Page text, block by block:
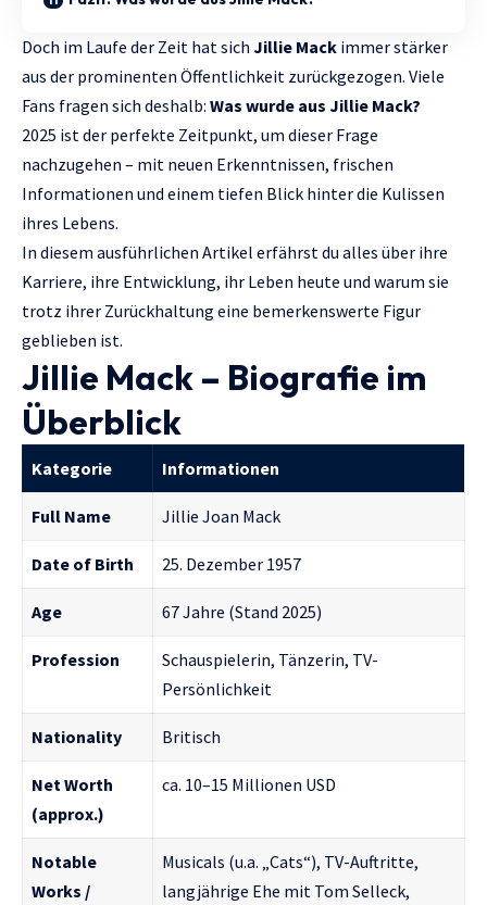
Doch im Laufe der Zeit hat sich Jillie Mack immer stärker
aus der prominenten Öffentlichkeit zurückgezogen. Viele
Fans fragen sich deshalb: Was wurde aus Jillie Mack?
2025 ist der perfekte Zeitpunkt, um dieser Frage
nachzugehen – mit neuen Erkenntnissen, frischen
Informationen und einem tiefen Blick hinter die Kulissen
ihres Lebens.
In diesem ausführlichen Artikel erfährst du alles über ihre
Karriere, ihre Entwicklung, ihr Leben heute und warum sie
trotz ihrer Zurückhaltung eine bemerkenswerte Figur
geblieben ist.
Jillie Mack – Biografie im
Überblick
Kategorie Informationen
Full Name Jillie Joan Mack
Date of Birth 25. Dezember 1957
Age 67 Jahre (Stand 2025)
Profession
Schauspielerin, Tänzerin, TV-
Persönlichkeit
Nationality Britisch
Net Worth
(approx.)
ca. 10–15 Millionen USD
Notable
Works /
Musicals (u.a. „Cats“), TV-Auftritte,
langjährige Ehe mit Tom Selleck,